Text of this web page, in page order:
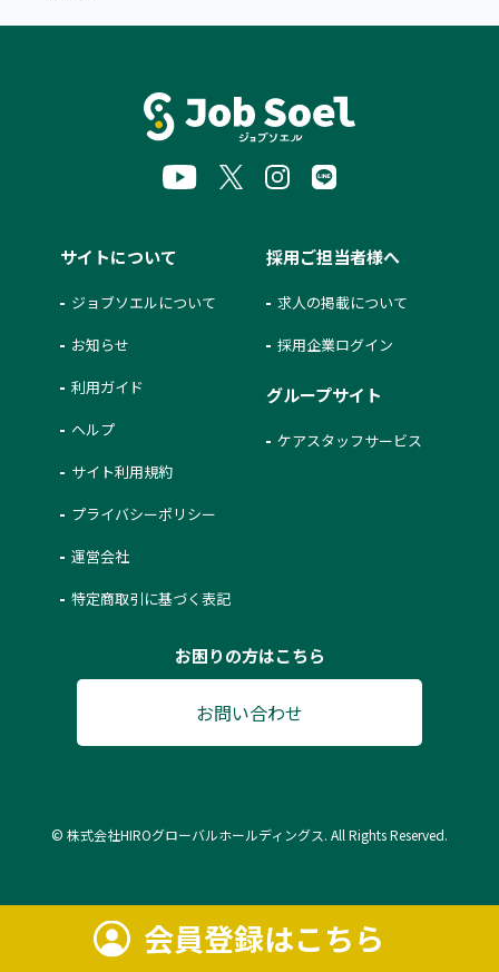
会員登録はこちら
サイトについて
ジョブソエルについて
お知らせ
利用ガイド
ヘルプ
サイト利用規約
プライバシーポリシー
運営会社
特定商取引に基づく表記
採用ご担当者様へ
求人の掲載について
採用企業ログイン
グループサイト
ケアスタッフサービス
お困りの方はこちら
お問い合わせ
© 株式会社HIROグローバルホールディングス. All Rights Reserved.